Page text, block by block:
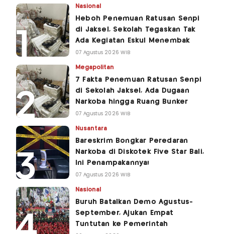
Nasional
Heboh Penemuan Ratusan Senpi
di Jaksel, Sekolah Tegaskan Tak
Ada Kegiatan Eskul Menembak
07 Agustus 2026 WIB
Megapolitan
7 Fakta Penemuan Ratusan Senpi
di Sekolah Jaksel, Ada Dugaan
Narkoba hingga Ruang Bunker
07 Agustus 2026 WIB
Nusantara
Bareskrim Bongkar Peredaran
Narkoba di Diskotek Five Star Bali,
Ini Penampakannya!
07 Agustus 2026 WIB
Nasional
Buruh Batalkan Demo Agustus-
September, Ajukan Empat
Tuntutan ke Pemerintah